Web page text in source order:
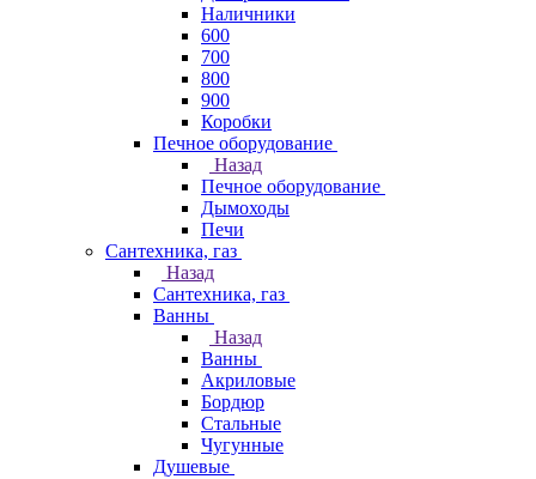
Наличники
600
700
800
900
Коробки
Печное оборудование
Назад
Печное оборудование
Дымоходы
Печи
Сантехника, газ
Назад
Сантехника, газ
Ванны
Назад
Ванны
Акриловые
Бордюр
Стальные
Чугунные
Душевые